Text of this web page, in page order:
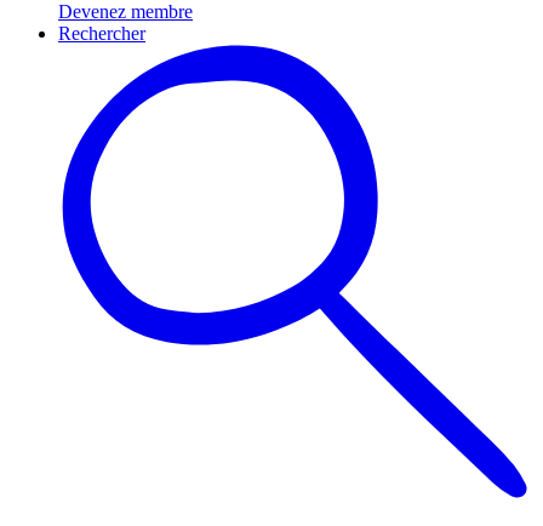
Devenez membre
Rechercher